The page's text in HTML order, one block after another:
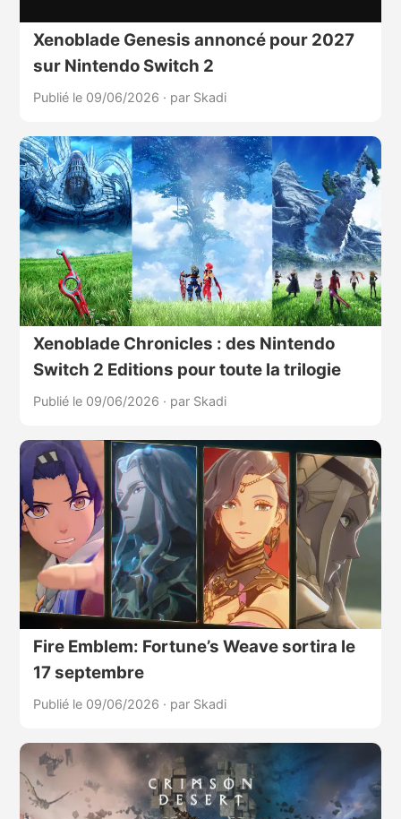
Xenoblade Genesis annoncé pour 2027
sur Nintendo Switch 2
Publié le 09/06/2026 · par Skadi
Xenoblade Chronicles : des Nintendo
Switch 2 Editions pour toute la trilogie
Publié le 09/06/2026 · par Skadi
Fire Emblem: Fortune’s Weave sortira le
17 septembre
Publié le 09/06/2026 · par Skadi